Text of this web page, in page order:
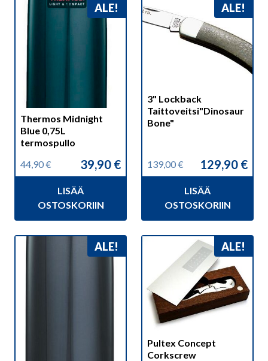
ALE!
Thermos Midnight
Blue 0,75L
termospullo
44,90€
Alkuperäinen
hinta
44,90 €.
39,90 €
Nykyinen
hinta
39,90 €.
LISÄÄ
OSTOSKORIIN
ALE!
3" Lockback
Taittoveitsi"Dinosaur
Bone"
139,00€
Alkuperäinen
hinta
139,00 €.
129,90 €
Nykyinen
hinta
129,90 €.
LISÄÄ
OSTOSKORIIN
ALE! ALE!
Pultex Concept
Corkscrew